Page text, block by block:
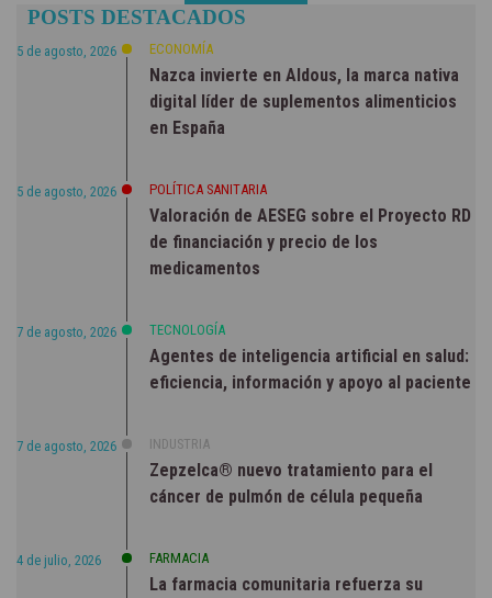
NOTICIAS
POSTS DESTACADOS
5 de agosto, 2026 ECONOMÍA
Nazca invierte en Aldous, la marca nativa
digital líder de suplementos alimenticios
en España
5 de agosto, 2026 POLÍTICA SANITARIA
Valoración de AESEG sobre el Proyecto RD
de financiación y precio de los
medicamentos
7 de agosto, 2026 TECNOLOGÍA
Agentes de inteligencia artificial en salud:
eficiencia, información y apoyo al paciente
7 de agosto, 2026 INDUSTRIA
Zepzelca® nuevo tratamiento para el
cáncer de pulmón de célula pequeña
4 de julio, 2026 FARMACIA
La farmacia comunitaria refuerza su